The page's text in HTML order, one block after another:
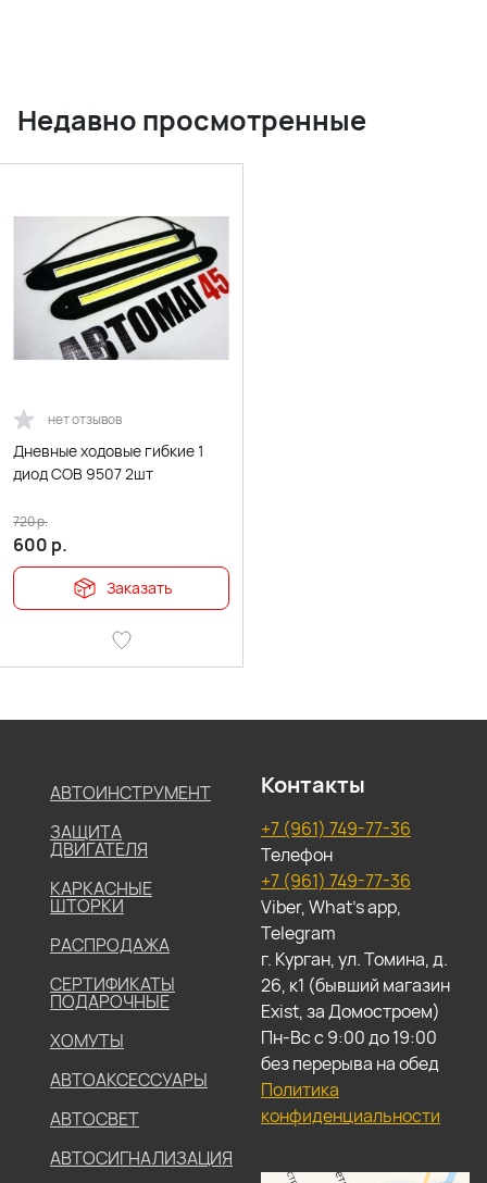
Недавно просмотренные
нет отзывов
Дневные ходовые гибкие 1
диод СОВ 9507 2шт
600 р.
720р.
Заказать
АВТОИНСТРУМЕНТ
ЗАЩИТА
ДВИГАТЕЛЯ
КАРКАСНЫЕ
ШТОРКИ
РАСПРОДАЖА
СЕРТИФИКАТЫ
ПОДАРОЧНЫЕ
ХОМУТЫ
АВТОАКСЕССУАРЫ
АВТОСВЕТ
АВТОСИГНАЛИЗАЦИЯ
Контакты
+7 (961) 749-77-36
Телефон
+7 (961) 749-77-36
Viber, What's app,
Telegram
г. Курган, ул. Томина, д.
26, к1 (бывший магазин
Exist, за Домостроем)
Пн-Вс с 9:00 до 19:00
без перерыва на обед
Политика
конфиденциальности